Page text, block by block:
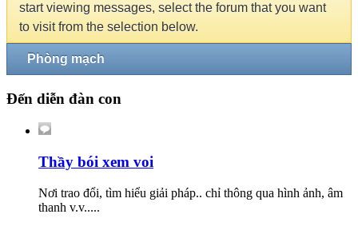
start viewing messages, select the forum that you want
to visit from the selection below.
Phòng mạch
Đến diễn đàn con
Thầy bói xem voi
Nơi trao đổi, tìm hiểu giải pháp.. chỉ thông qua hình ảnh, âm
thanh v.v.....